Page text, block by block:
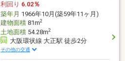
利回り 6.02％
築年月 1966年10月(築59年11ヶ月)
建物面積81m2
土地面積54.28m2
大阪環状線 大正駅 徒歩2分
その他の交通